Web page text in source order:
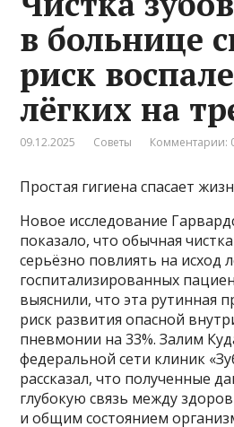
в больнице
риск
лёгких на
09.12.2025 Советы Комментарии:
Простая гигиена спасает
Новое исследование
показало, что обычная
серьёзно повлиять на исход
госпитализированных
выяснили, что эта рутинная
риск развития опасной
пневмонии на 33%. Залим
федеральной сети клиник
рассказал, что полученные
глубокую связь между
и общим состоянием